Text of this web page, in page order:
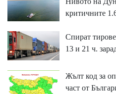
критичните
Спират
13 и 21 ч.
Жълт код за
част от